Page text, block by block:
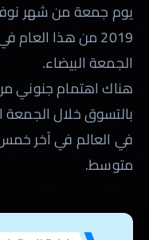
2019 من هذا
الجمعة البيضاء.
هناك اهتمام جنوني
بالتسوق خلال الجمعة
متوسط.